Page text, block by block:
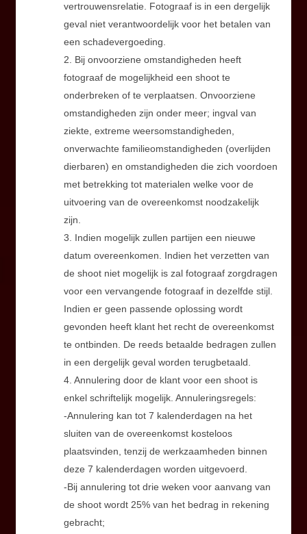
vertrouwensrelatie. Fotograaf is in een dergelijk
geval niet verantwoordelijk voor het betalen van
een schadevergoeding.
2. Bij onvoorziene omstandigheden heeft
fotograaf de mogelijkheid een shoot te
onderbreken of te verplaatsen. Onvoorziene
omstandigheden zijn onder meer; ingval van
ziekte, extreme weersomstandigheden,
onverwachte familieomstandigheden (overlijden
dierbaren) en omstandigheden die zich voordoen
met betrekking tot materialen welke voor de
uitvoering van de overeenkomst noodzakelijk
zijn.
3. Indien mogelijk zullen partijen een nieuwe
datum overeenkomen. Indien het verzetten van
de shoot niet mogelijk is zal fotograaf zorgdragen
voor een vervangende fotograaf in dezelfde stijl.
Indien er geen passende oplossing wordt
gevonden heeft klant het recht de overeenkomst
te ontbinden. De reeds betaalde bedragen zullen
in een dergelijk geval worden terugbetaald.
4. Annulering door de klant voor een shoot is
enkel schriftelijk mogelijk. Annuleringsregels:
-Annulering kan tot 7 kalenderdagen na het
sluiten van de overeenkomst kosteloos
plaatsvinden, tenzij de werkzaamheden binnen
deze 7 kalenderdagen worden uitgevoerd.
-Bij annulering tot drie weken voor aanvang van
de shoot wordt 25% van het bedrag in rekening
gebracht;